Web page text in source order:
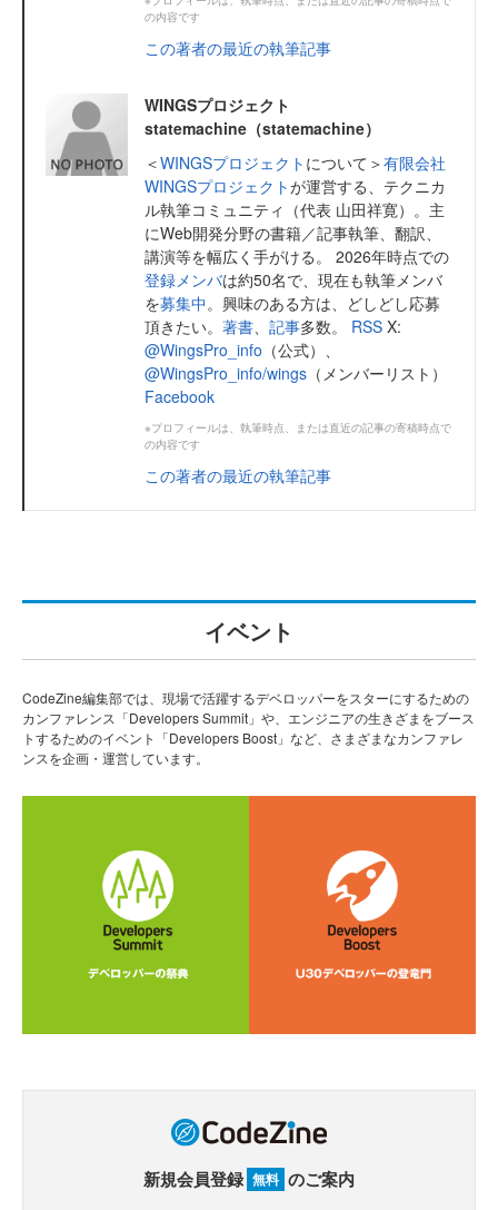
の内容です
この著者の最近の執筆記事
WINGSプロジェクト
statemachine（statemachine）
＜WINGSプロジェクト について＞有限会社
WINGSプロジェクトが運営する、テクニカ
ル執筆コミュニティ（代表 山田祥寛）。主
にWeb開発分野の書籍／記事執筆、翻訳、
講演等を幅広く手がける。 2026年時点での
登録メンバは約50名で、現在も執筆メンバ
を募集中。興味のある方は、どしどし応募
頂きたい。 著書 記事多数。 RSS X:
@WingsPro_info （公式）、
@WingsPro_info/wings （メンバーリスト）
Facebook
※プロフィールは、執筆時点、または直近の記事の寄稿時点で
の内容です
この著者の最近の執筆記事
イベント
CodeZine編集部では、現場で活躍するデベロッパーをスターにするための
カンファレンス「Developers Summit」や、エンジニアの生きざまをブース
トするためのイベント「Developers Boost」など、さまざまなカンファレ
ンスを企画・運営しています。
新規会員登録 無料 のご案内